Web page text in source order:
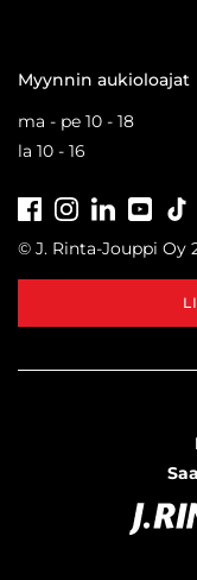
Myynnin aukioloajat
ma - pe 10 - 18
la 10 - 16
FacebookInstagramLinkedIn
© J. Rinta-Jouppi Oy